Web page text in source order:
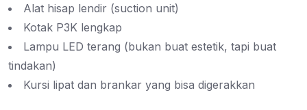
Alat hisap lendir (suction unit)
Kotak P3K lengkap
Lampu LED terang (bukan buat estetik, tapi buat
tindakan)
Kursi lipat dan brankar yang bisa digerakkan